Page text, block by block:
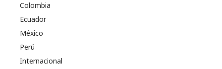
Colombia
Ecuador
México
Perú
Internacional